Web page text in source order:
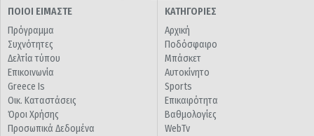
ΠΟΙΟΙ ΕΙΜΑΣΤΕ
Πρόγραμμα
Συχνότητες
Δελτία τύπου
Επικοινωνία
Greece Is
Οικ. Καταστάσεις
Όροι Χρήσης
Προσωπικά Δεδομένα
ΚΑΤΗΓΟΡΙΕΣ
Αρχική
Ποδόσφαιρο
Μπάσκετ
Αυτοκίνητο
Sports
Επικαιρότητα
Βαθμολογίες
WebTv